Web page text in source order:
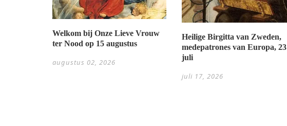
Welkom bij Onze Lieve Vrouw
ter Nood op 15 augustus
augustus 02, 2026
Heilige Birgitta van Zweden,
medepatrones van Europa, 23
juli
juli 17, 2026